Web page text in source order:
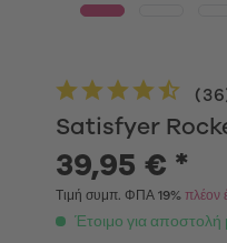
Satisfyer
(36
39,95 € *
Τιμή συμπ. ΦΠΑ 19% πλέον
Έτοιμο για αποστολή